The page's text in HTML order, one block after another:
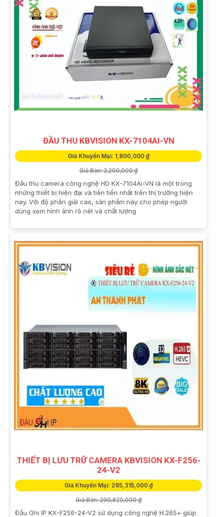
ĐẦU THU KBVISION KX-7104AI-VN
Giá Khuyến Mại: 1,800,000 ₫
Giá Bán: 2,200,000 ₫
Đầu thu camera công nghệ HD KX-7104Ai-VN là một trong
những thiết bị hiện đại và tiên tiến nhất trên thị trường hiện
nay. Với độ phân giải cao, sản phẩm này cho phép người
dùng xem hình ảnh rõ nét và chất lượng
THIẾT BỊ LƯU TRỮ CAMERA KBVISION KX-F256-
24-V2
Giá Khuyến Mại: 285,315,000 ₫
Giá Bán: 290,820,000 ₫
Đầu Ghi IP KX-F256-24-V2 sử dụng công nghệ H.265+ giúp